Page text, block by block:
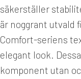
säkerställer
är noggrant utvald
Comfort-seriens
elegant look.
komponent utan